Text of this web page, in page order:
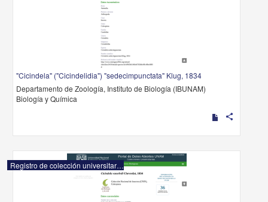
"Cicindela" ("Cicindelidia") "sedecimpunctata" Klug, 1834
Departamento de Zoología, Instituto de Biología (IBUNAM)
Biología y Química
share
Registro de colección universitaria